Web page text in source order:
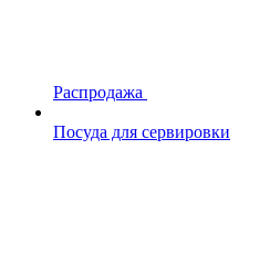
Распродажа
Посуда для сервировки